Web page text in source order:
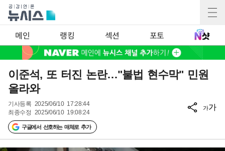
메인 랭킹 섹션 포토
이준석, 또 터진 논란…"불법 현수막" 민원
올라와
기사등록 2025/06/10 17:28:44
최종수정 2025/06/10 19:08:24
구글에서 선호하는 매체로 추가
가가